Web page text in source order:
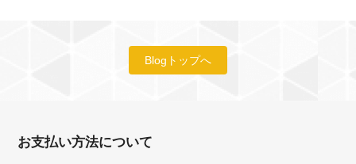
Blogトップへ
お支払い方法について